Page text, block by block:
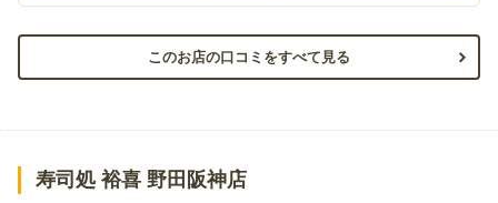
このお店の口コミをすべて見る
寿司処 裕喜 野田阪神店